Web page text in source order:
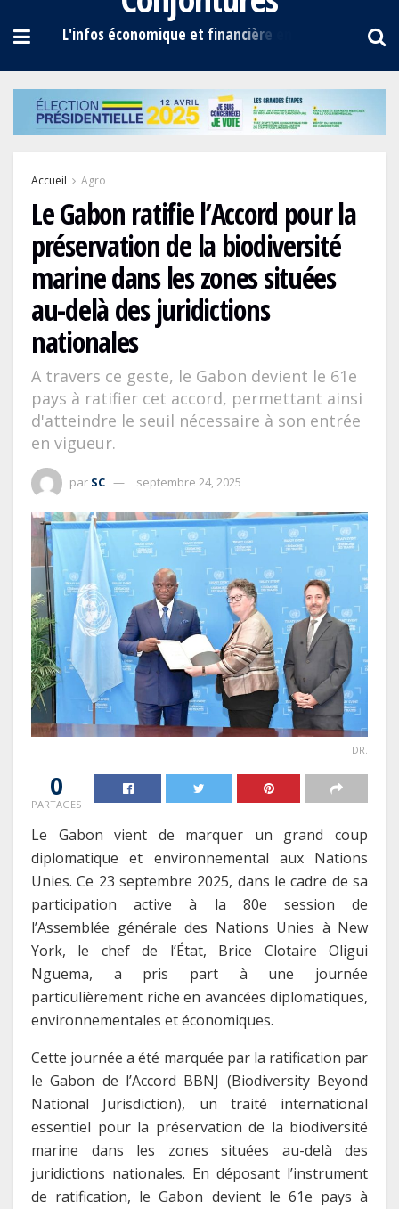
Accueil Agro
Le Gabon ratifie l’Accord pour la
préservation de la biodiversité
marine dans les zones situées
au-delà des juridictions
nationales
A travers ce geste, le Gabon devient le 61e
pays à ratifier cet accord, permettant ainsi
d'atteindre le seuil nécessaire à son entrée
en vigueur.
par SC septembre 24, 2025
DR.
0
PARTAGES
Le Gabon vient de marquer un grand coup
diplomatique et environnemental aux Nations
Unies. Ce 23 septembre 2025, dans le cadre de sa
participation active à la 80e session de
l’Assemblée générale des Nations Unies à New
York, le chef de l’État, Brice Clotaire Oligui
Nguema, a pris part à une journée
particulièrement riche en avancées diplomatiques,
environnementales et économiques.
Cette journée a été marquée par la ratification par
le Gabon de l’Accord BBNJ (Biodiversity Beyond
National Jurisdiction), un traité international
essentiel pour la préservation de la biodiversité
marine dans les zones situées au-delà des
juridictions nationales. En déposant l’instrument
de ratification, le Gabon devient le 61e pays à